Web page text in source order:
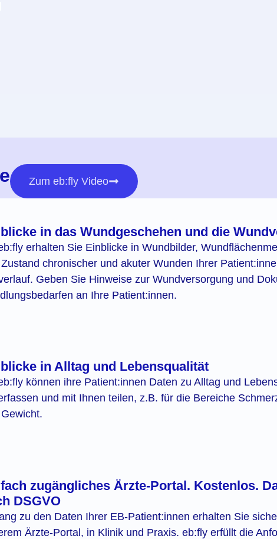
Zum eb:fly Video
in das Wundgeschehen und die
erhalten Sie Einblicke in Wundbilder,
chronischer und akuter Wunden Ihrer
Geben Sie Hinweise zur Wundversorgung und
an Ihre Patient:innen.
in Alltag und Lebensqualität
können ihre Patient:innen Daten zu Alltag und
und mit Ihnen teilen, z.B. für die Bereiche
zugängliches Ärzte-Portal. Kostenlos.
DSGVO
zu den Daten Ihrer EB-Patient:innen erhalten Sie
Ärzte-Portal, in Klinik und Praxis. eb:fly erfüllt die